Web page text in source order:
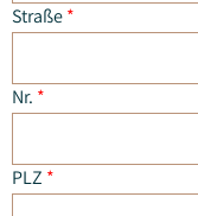
Straße*
Nr. *
PLZ *